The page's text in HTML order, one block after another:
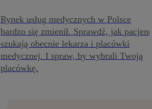
Rynek usług medycznych w Polsce
bardzo się zmienił. Sprawdź, jak pacjenci
szukają obecnie lekarza i placówki
medycznej. I spraw, by wybrali Twoją
placówkę.